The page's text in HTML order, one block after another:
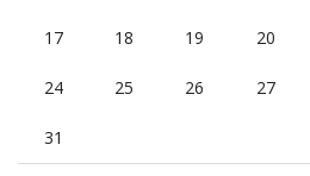
17 18 19 20
24 25 26 27
31